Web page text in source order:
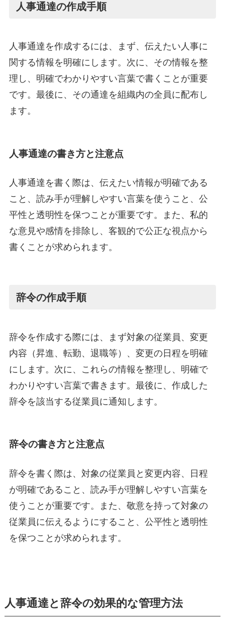
人事通達の作成手順
人事通達を作成するには、まず、伝えたい人事に
関する情報を明確にします。次に、その情報を整
理し、明確でわかりやすい言葉で書くことが重要
です。最後に、その通達を組織内の全員に配布し
ます。
人事通達の書き方と注意点
人事通達を書く際は、伝えたい情報が明確である
こと、読み手が理解しやすい言葉を使うこと、公
平性と透明性を保つことが重要です。また、私的
な意見や感情を排除し、客観的で公正な視点から
書くことが求められます。
辞令の作成手順
辞令を作成する際には、まず対象の従業員、変更
内容（昇進、転勤、退職等）、変更の日程を明確
にします。次に、これらの情報を整理し、明確で
わかりやすい言葉で書きます。最後に、作成した
辞令を該当する従業員に通知します。
辞令の書き方と注意点
辞令を書く際は、対象の従業員と変更内容、日程
が明確であること、読み手が理解しやすい言葉を
使うことが重要です。また、敬意を持って対象の
従業員に伝えるようにすること、公平性と透明性
を保つことが求められます。
人事通達と辞令の効果的な管理方法